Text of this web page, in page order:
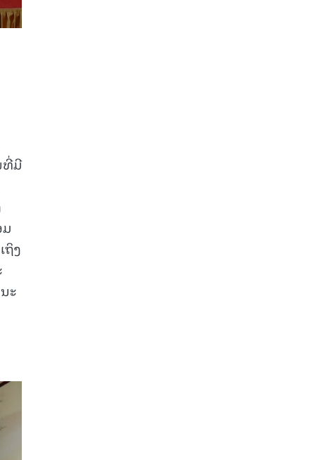
ທີ່ມີ
ຖິງ
ະ